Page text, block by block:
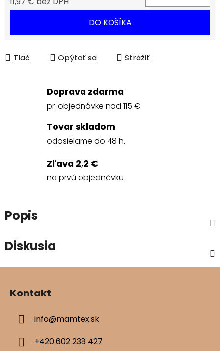
DO KOŠÍKA
Tlač Opýtať sa Strážiť
Doprava zdarma
pri objednávke nad 115 €
Tovar skladom
odosielame do 48 h.
Zľava 2,2 €
na prvú objednávku
Popis
Diskusia
Z
Kontakt
info@mamtex.sk
+420 602 238 427